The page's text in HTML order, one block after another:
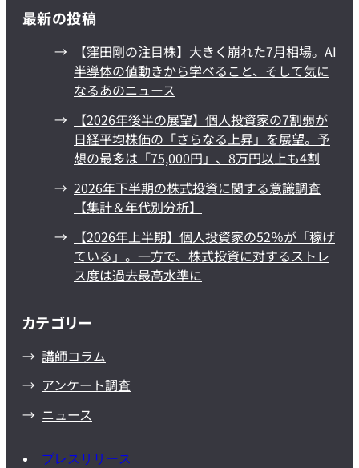
最新の投稿
【窪田剛の注目株】大きく崩れた7月相場。AI
半導体の値動きから学べること、そして気に
なるあのニュース
【2026年後半の展望】個人投資家の7割弱が
日経平均株価の「さらなる上昇」を展望。予
想の最多は「75,000円」、8万円以上も4割
2026年下半期の株式投資に関する意識調査
【集計＆年代別分析】
【2026年上半期】個人投資家の52％が「稼げ
ている」。一方で、株式投資に対するストレ
ス度は過去最高水準に
カテゴリー
講師コラム
アンケート調査
ニュース
プレスリリース